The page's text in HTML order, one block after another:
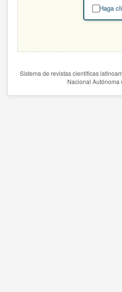
Haga
Sistema de revistas científicas
Nacional Autónoma